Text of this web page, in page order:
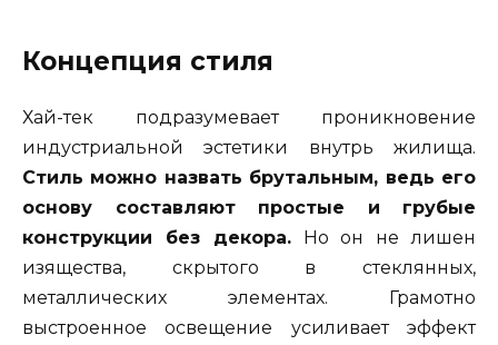
Концепция стиля
Хай-тек подразумевает проникновение
индустриальной эстетики внутрь жилища.
Стиль можно назвать брутальным, ведь его
основу составляют простые и грубые
конструкции без декора.Но он не лишен
изящества, скрытого в стеклянных,
металлических элементах. Грамотно
выстроенное освещение усиливает эффект